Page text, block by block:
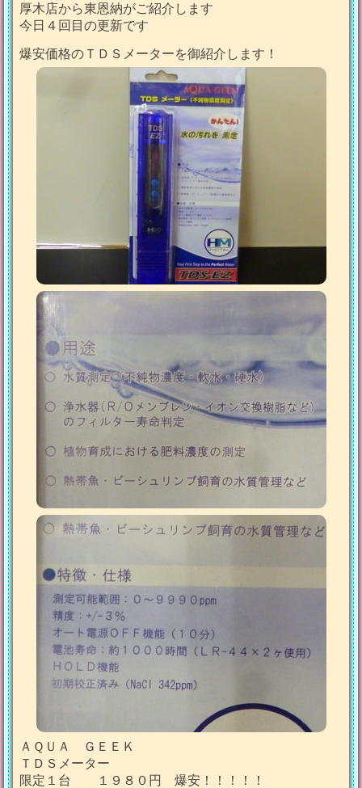
厚木店から東恩納がご紹介します
今日４回目の更新です
爆安価格のＴＤＳメーターを御紹介します！
ＡＱＵＡ ＧＥＥＫ
ＴＤＳメーター
限定１台 １９８０円 爆安！！！！！